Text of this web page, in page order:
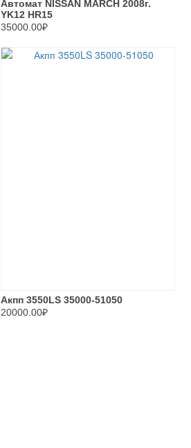
Автомат NISSAN MARCH 2008г.
YK12 HR15
35000.00₽
Акпп 3550LS 35000-51050
20000.00₽